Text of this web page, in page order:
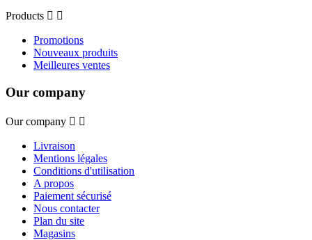
Products  
Promotions
Nouveaux produits
Meilleures ventes
Our company
Our company  
Livraison
Mentions légales
Conditions d'utilisation
A propos
Paiement sécurisé
Nous contacter
Plan du site
Magasins